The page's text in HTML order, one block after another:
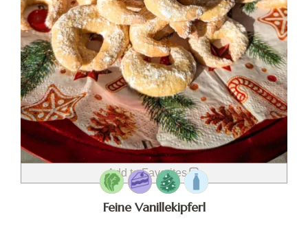
Add to Favorites
Feine Vanillekipferl